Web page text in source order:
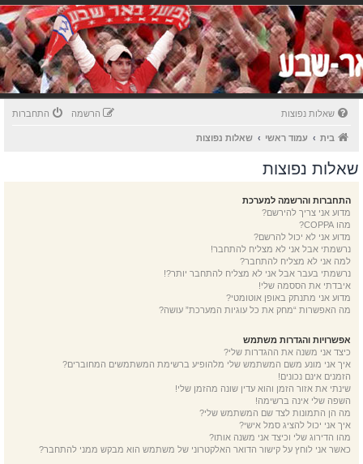
שאלות נפוצות התחברות הרשמה
בית עמוד ראשי שאלות נפוצות
שאלות נפוצות
התחברות והרשמה למערכת
מדוע אני צריך להירשם?
מהו COPPA?
מדוע אני לא יכול להרשם?
נרשמתי אבל אני לא מצליח להתחבר!
למה אני לא מצליח להתחבר?
נרשמתי בעבר אבל אני לא מצליח להתחבר יותר?!
איבדתי את הססמה שלי!
מדוע אני מתנתק באופן אוטומטי?
מה האפשרות “מחק את כל עוגיות המערכת” עושה?
אפשרויות והגדרות משתמש
כיצד אני משנה את ההגדרות שלי?
איך אני מונע משם המשתמש שלי מלהופיע ברשימת המשתמשים המחוברים?
הזמנים אינם נכונים!
שינתי את אזור הזמן והוא עדין שונה מהזמן שלי!
השפה שלי אינה ברשימה!
מה הן התמונות לצד שם המשתמש שלי?
איך אני יכול להציג סמל אישי?
מהו הדירוג שלי וכיצד אני משנה אותו?
כאשר אני לוחץ על קישור הדואר האלקטרוני של משתמש הוא מבקש ממני להתחבר?